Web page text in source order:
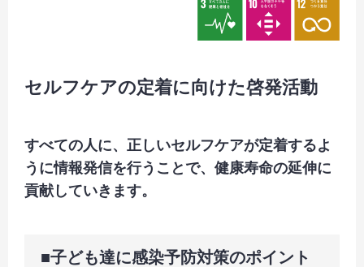
セルフケアの定着に向けた啓発活動
すべての人に、正しいセルフケアが定着するよ
うに情報発信を行うことで、健康寿命の延伸に
貢献していきます。
■子ども達に感染予防対策のポイント